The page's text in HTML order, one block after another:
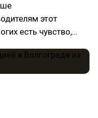
этот
есть чувство,…